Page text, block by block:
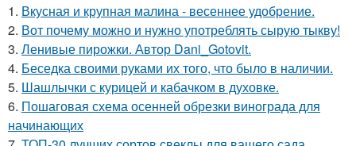
1. Вкусная и крупная малина - весеннее удобрение.
2. Вот почему можно и нужно употреблять сырую тыкву!
3. Ленивые пирожки. Автор Dani_Gotovit.
4. Беседка своими руками их того, что было в наличии.
5. Шашлычки с курицей и кабачком в духовке.
6. Пошаговая схема осенней обрезки винограда для
начинающих